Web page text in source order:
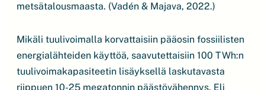
metsätalousmaasta. (Vadén & Majava, 2022.)
Mikäli tuulivoimalla korvattaisiin pääosin fossiilisten
energialähteiden käyttöä, saavutettaisiin 100 TWh:n
tuulivoimakapasiteetin lisäyksellä laskutavasta
riippuen 10-25 megatonnin päästövähennys. Eli